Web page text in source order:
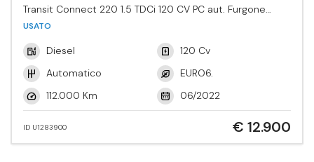
Transit Connect 220 1.5 TDCi 120 CV PC aut. Furgone
Active
USATO
Diesel
120 Cv
Automatico
EURO6.
112.000 Km
06/2022
ID U1283900 € 12.900